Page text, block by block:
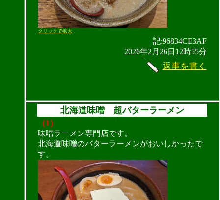
クリックで拡大
記:96834CE3AF
2026年2月26日12時55分
返事を書く
北海道味噌 超バターラーメン
（1）
味噌ラーメン専門店です。
北海道味噌のバターラーメンがおいしかったで
す。